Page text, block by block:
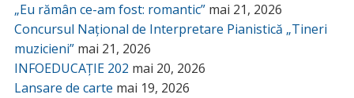
„Eu rămân ce-am fost: romantic” mai 21, 2026
Concursul Național de Interpretare Pianistică „Tineri
muzicieni” mai 21, 2026
INFOEDUCAȚIE 202 mai 20, 2026
Lansare de carte mai 19, 2026